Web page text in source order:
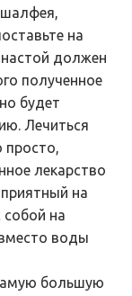
на
должен
полученное
будет
Лечиться
лекарство
на
собой на
воды
большую